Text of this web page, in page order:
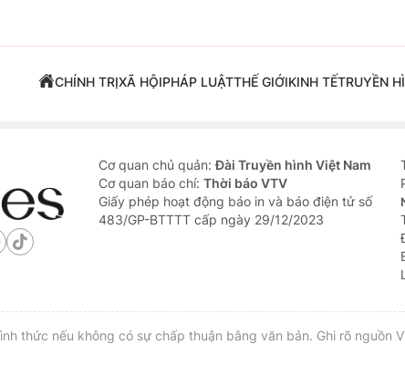
CHÍNH TRỊXÃ HỘIPHÁP LUẬTTHẾ GIỚIKINH TẾTRUYỀN
Cơ quan chủ quản:Đài Truyền hình Việt Nam
Cơ quan báo chí: Thời báo VTV
Giấy phép hoạt động báo in và báo điện tử số
483/GP-BTTTT cấp ngày 29/12/2023
thức nếu không có sự chấp thuận bằng văn bản. Ghi rõ nguồn